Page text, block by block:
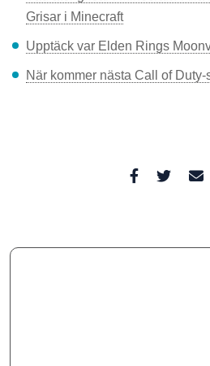
Grisar i Minecraft
Upptäck var Elden Rings
När kommer nästa Call of Duty-